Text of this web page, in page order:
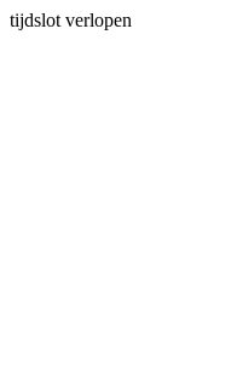
tijdslot verlopen